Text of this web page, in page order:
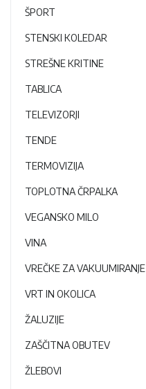
ŠPORT
STENSKI KOLEDAR
STREŠNE KRITINE
TABLICA
TELEVIZORJI
TENDE
TERMOVIZIJA
TOPLOTNA ČRPALKA
VEGANSKO MILO
VINA
VREČKE ZA VAKUUMIRANJE
VRT IN OKOLICA
ŽALUZIJE
ZAŠČITNA OBUTEV
ŽLEBOVI